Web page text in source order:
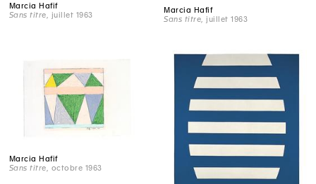
Marcia Hafif
Sans titre , juillet 1963
Marcia Hafif
Sans titre , juillet 1963
Marcia Hafif
Sans titre , octobre 1963